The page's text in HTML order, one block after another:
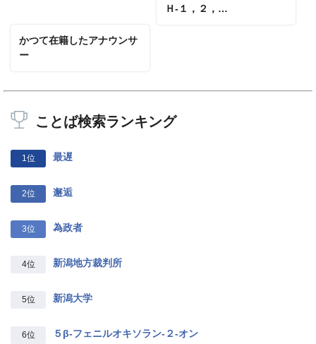
Ｈ‐１，２，…
かつて在籍したアナウンサ
ー
ことば検索ランキング
1位 最遅
2位 邂逅
3位 為政者
4位 新潟地方裁判所
5位 新潟大学
6位 ５β‐フェニルオキソラン‐２‐オン